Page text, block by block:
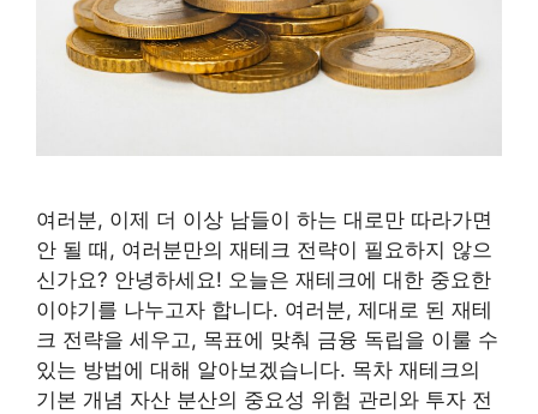
여러분, 이제 더 이상 남들이 하는 대로만 따라가면
안 될 때, 여러분만의 재테크 전략이 필요하지 않으
신가요? 안녕하세요! 오늘은 재테크에 대한 중요한
이야기를 나누고자 합니다. 여러분, 제대로 된 재테
크 전략을 세우고, 목표에 맞춰 금융 독립을 이룰 수
있는 방법에 대해 알아보겠습니다. 목차 재테크의
기본 개념 자산 분산의 중요성 위험 관리와 투자 전